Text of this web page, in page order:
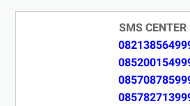
SMS CENTER